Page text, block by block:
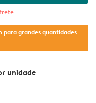
.
para grandes quantidades
unidade